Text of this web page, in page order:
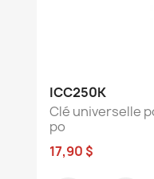
ICC250K
Clé universelle
po
17,90 $